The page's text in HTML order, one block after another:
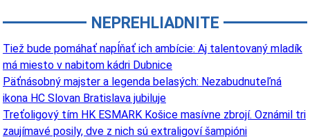
NEPREHLIADNITE
Tiež bude pomáhať napĺňať ich ambície: Aj talentovaný mladík
má miesto v nabitom kádri Dubnice
Päťnásobný majster a legenda belasých: Nezabudnuteľná
ikona HC Slovan Bratislava jubiluje
Treťoligový tím HK ESMARK Košice masívne zbrojí. Oznámil tri
zaujímavé posily, dve z nich sú extraligoví šampióni